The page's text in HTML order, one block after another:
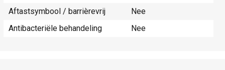
Aftastsymbool / barrièrevrij
Nee
Antibacteriële behandeling
Nee